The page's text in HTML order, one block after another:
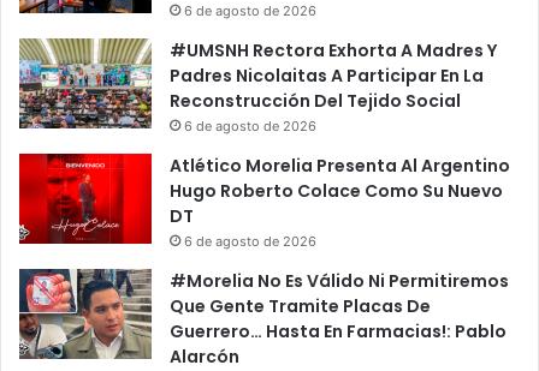
6 de agosto de 2026
#UMSNH Rectora Exhorta A Madres Y
Padres Nicolaitas A Participar En La
Reconstrucción Del Tejido Social
6 de agosto de 2026
Atlético Morelia Presenta Al Argentino
Hugo Roberto Colace Como Su Nuevo
DT
6 de agosto de 2026
#Morelia No Es Válido Ni Permitiremos
Que Gente Tramite Placas De
Guerrero… Hasta En Farmacias!: Pablo
Alarcón